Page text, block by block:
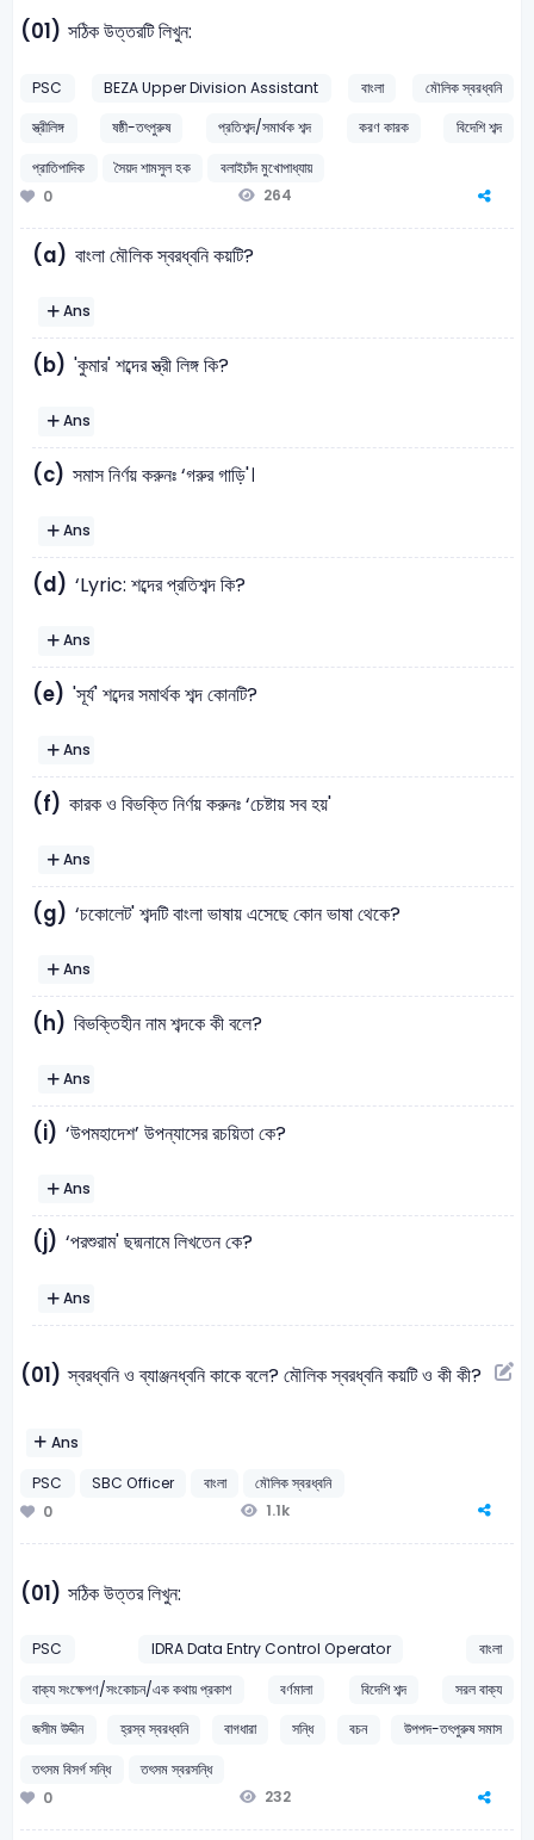
(01) সঠিক উত্তরটি লিখুন:
PSC BEZA Upper Division Assistant বাংলা
মৌলিক স্বরধ্বনি
স্ত্রীলিঙ্গ
ষষ্ঠী-তৎপুরুষ প্রতিশব্দ/সমার্থক শব্দ করণ কারক
বিদেশি শব্দ
প্রাতিপাদিক
সৈয়দ শামসুল হক
বলাইচাঁদ মুখোপাধ্যায়
0
264
(a) বাংলা মৌলিক স্বরধ্বনি কয়টি?
Ans
(b) 'কুমার' শব্দের স্ত্রী লিঙ্গ কি?
Ans
(c) সমাস নির্ণয় করুনঃ ‘গরুর গাড়ি'।
Ans
(d) ‘Lyric: শব্দের প্রতিশব্দ কি?
Ans
(e) 'সূর্য' শব্দের সমার্থক শব্দ কোনটি?
Ans
(f) কারক ও বিভক্তি নির্ণয় করুনঃ ‘চেষ্টায় সব হয়'
Ans
(g) ‘চকোলেট' শব্দটি বাংলা ভাষায় এসেছে কোন ভাষা থেকে?
Ans
(h) বিভক্তিহীন নাম শব্দকে কী বলে?
Ans
(i) ‘উপমহাদেশ’ উপন্যাসের রচয়িতা কে?
Ans
(j) ‘পরশুরাম' ছদ্মনামে লিখতেন কে?
Ans
(01) স্বরধ্বনি ও ব্যাঞ্জনধ্বনি কাকে বলে? মৌলিক স্বরধ্বনি কয়টি ও কী কী?
Ans
PSC
SBC Officer বাংলা
মৌলিক স্বরধ্বনি
0
1.1k
(01) সঠিক উত্তর লিখুন:
PSC IDRA Data Entry Control Operator
বাংলা
বাক্য সংক্ষেপণ/সংকোচন/এক কথায় প্রকাশ
বর্ণমালা বিদেশি শব্দ
সরল বাক্য
জসীম উদ্দীন
হ্রস্ব স্বরধ্বনি বাগধারা সন্ধি বচন
উপপদ-তৎপুরুষ সমাস
তৎসম বিসর্গ সন্ধি
তৎসম স্বরসন্ধি
0
232